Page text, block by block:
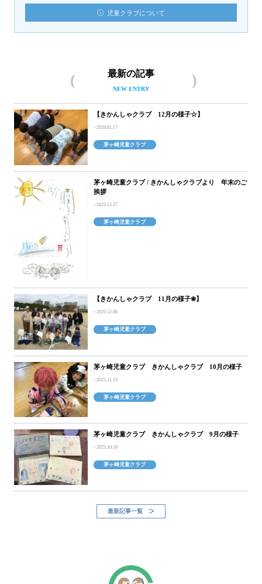
児童クラブについて
最新の記事
NEW ENTRY
【きかんしゃクラブ 12月の様子☆】
2026.01.17
茅ヶ崎児童クラブ
茅ヶ崎児童クラブ / きかんしゃクラブより 年末のご
挨拶
2025.12.27
茅ヶ崎児童クラブ
【きかんしゃクラブ 11月の様子❀】
2025.12.06
茅ヶ崎児童クラブ
茅ヶ崎児童クラブ きかんしゃクラブ 10月の様子
2025.11.15
茅ヶ崎児童クラブ
茅ヶ崎児童クラブ きかんしゃクラブ 9月の様子
2025.10.10
茅ヶ崎児童クラブ
最新記事一覧